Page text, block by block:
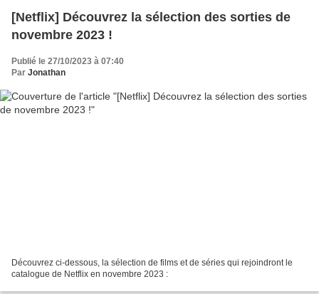
[Netflix] Découvrez la sélection des sorties de
novembre 2023 !
Publié le 27/10/2023 à 07:40
Par Jonathan
Découvrez ci-dessous, la sélection de films et de séries qui rejoindront le
catalogue de Netflix en novembre 2023 :